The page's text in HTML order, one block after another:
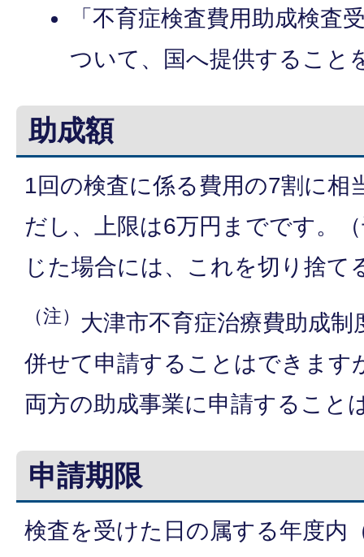
「不育症検査費用助成検査
ついて、国へ提供すること
助成額
1回の検査に係る費用の7割に相
だし、上限は6万円までです。
じた場合には、これを切り捨て
（注） 大津市不育症治療費助成
併せて申請することはできます
両方の助成事業に申請すること
申請期限
検査を受けた日の属する年度内